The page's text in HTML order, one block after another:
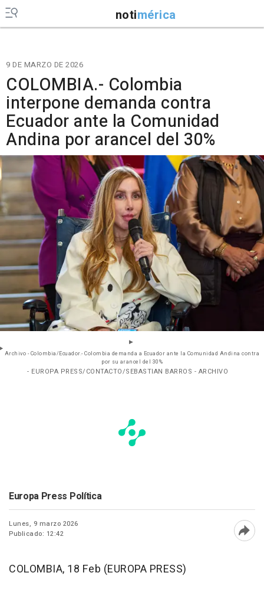
notimérica
9 DE MARZO DE 2026
COLOMBIA.- Colombia
interpone demanda contra
Ecuador ante la Comunidad
Andina por arancel del 30%
Archivo - Colombia/Ecuador.- Colombia demanda a Ecuador ante la Comunidad Andina contra
por su arancel del 30%
- EUROPA PRESS/CONTACTO/SEBASTIAN BARROS - ARCHIVO
Europa Press Política
Lunes, 9 marzo 2026
Publicado: 12:42
COLOMBIA, 18 Feb (EUROPA PRESS)